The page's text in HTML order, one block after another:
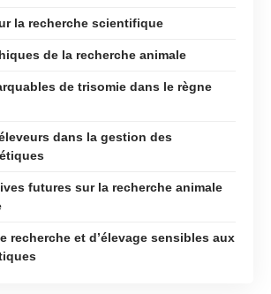
la recherche scientifique
de la recherche animale
de trisomie dans le règne
dans la gestion des
futures sur la recherche animale
recherche et d’élevage sensibles aux